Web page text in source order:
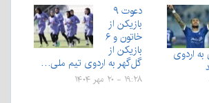
اردوی
دعوت ۹
بازیکن از
خاتون و ۶
بازیکن از
گل‌گهر به اردوی تیم ملی…
۱۹:۲۸ - ۲۰ مهر ۱۴۰۴